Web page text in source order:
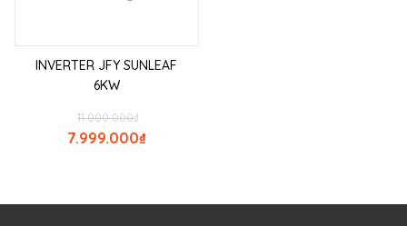
INVERTER JFY SUNLEAF
6KW
₫
11.000.000
₫
7.999.000